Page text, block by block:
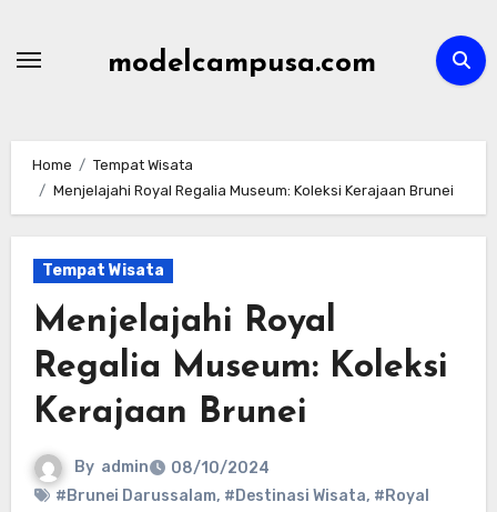
modelcampusa.com
Home
Tempat Wisata
Menjelajahi Royal Regalia Museum: Koleksi Kerajaan Brunei
Tempat Wisata
Menjelajahi Royal
Regalia Museum: Koleksi
Kerajaan Brunei
By admin
08/10/2024
#Brunei Darussalam, #Destinasi Wisata, #Royal